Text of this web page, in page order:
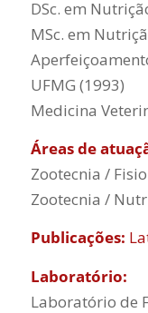
DSc. em
MSc. em
UFMG (1993)
Medicina
Áreas de
Zootecnia /
Zootecnia /
Publicações:
Laboratório:
Laboratório de